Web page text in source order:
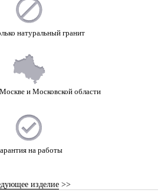
натуральный гранит
и Московской области
на работы
изделие>>